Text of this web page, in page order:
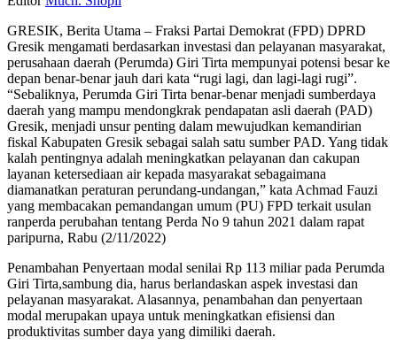
GRESIK, Berita Utama – Fraksi Partai Demokrat (FPD) DPRD
Gresik mengamati berdasarkan investasi dan pelayanan masyarakat,
perusahaan daerah (Perumda) Giri Tirta mempunyai potensi besar ke
depan benar-benar jauh dari kata “rugi lagi, dan lagi-lagi rugi”.
“Sebaliknya, Perumda Giri Tirta benar-benar menjadi sumberdaya
daerah yang mampu mendongkrak pendapatan asli daerah (PAD)
Gresik, menjadi unsur penting dalam mewujudkan kemandirian
fiskal Kabupaten Gresik sebagai salah satu sumber PAD. Yang tidak
kalah pentingnya adalah meningkatkan pelayanan dan cakupan
layanan ketersediaan air kepada masyarakat sebagaimana
diamanatkan peraturan perundang-undangan,” kata Achmad Fauzi
yang membacakan pemandangan umum (PU) FPD terkait usulan
ranperda perubahan tentang Perda No 9 tahun 2021 dalam rapat
paripurna, Rabu (2/11/2022)
Penambahan Penyertaan modal senilai Rp 113 miliar pada Perumda
Giri Tirta,sambung dia, harus berlandaskan aspek investasi dan
pelayanan masyarakat. Alasannya, penambahan dan penyertaan
modal merupakan upaya untuk meningkatkan efisiensi dan
produktivitas sumber daya yang dimiliki daerah.